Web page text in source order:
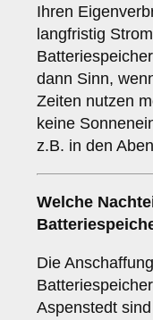
Ihren
langfristig
dann Sinn,
Zeiten nutzen
keine
z.B. in den
Welche
Die
Aspenstedt